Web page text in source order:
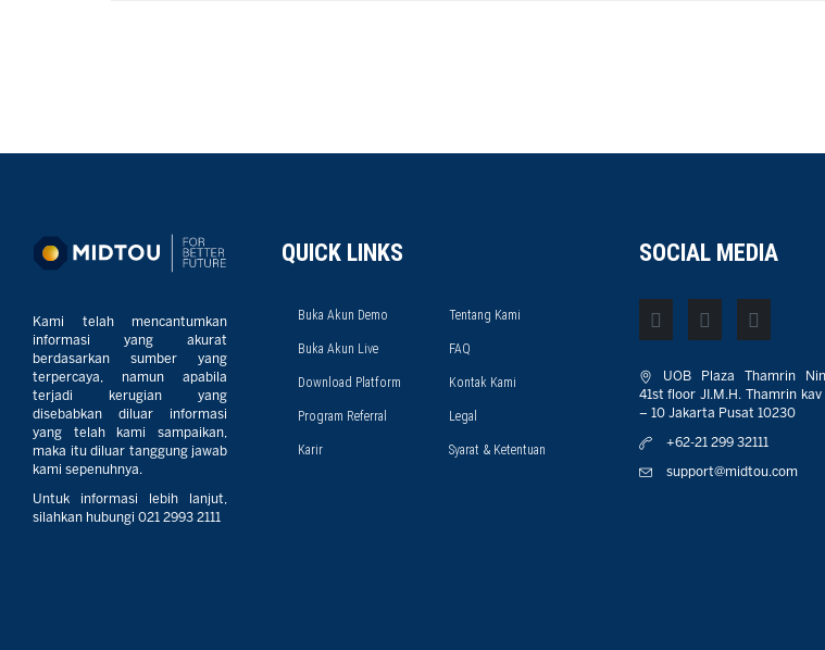
Kami telah mencantumkan
informasi yang akurat
berdasarkan sumber yang
terpercaya, namun apabila
terjadi kerugian yang
disebabkan diluar informasi
yang telah kami sampaikan,
maka itu diluar tanggung jawab
kami sepenuhnya.
Untuk informasi lebih lanjut,
silahkan hubungi 021 2993 2111
QUICK LINKS
Buka Akun Demo
Buka Akun Live
Download Platform
Program Referral
Karir
Tentang Kami
FAQ
Kontak Kami
Legal
Syarat & Ketentuan
SOCIAL MEDIA
UOB Plaza Thamrin
41st floor JI.M.H. Thamrin kav
– 10 Jakarta Pusat 10230
+62-21 299 32111
support@midtou.com